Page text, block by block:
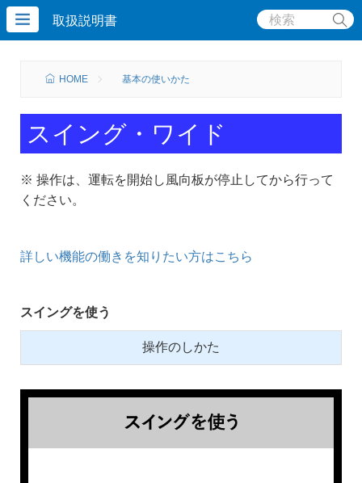
取扱説明書
HOME 基本の使いかた
スイング・ワイド
※ 操作は、運転を開始し風向板が停止してから行って
ください。
詳しい機能の働きを知りたい方はこちら
スイングを使う
操作のしかた